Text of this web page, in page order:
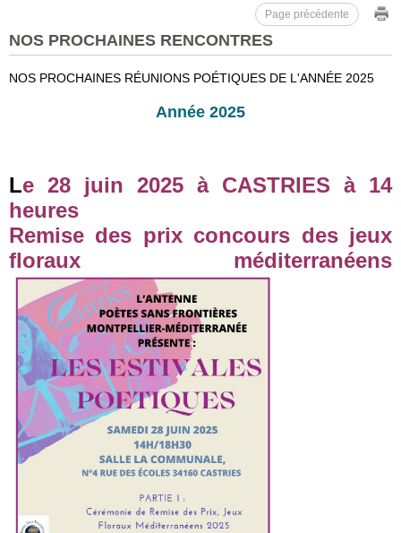
Page précédente
NOS PROCHAINES RENCONTRES
NOS PROCHAINES RÉUNIONS POÉTIQUES DE L'ANNÉE 2025
Année 2025
Le 28 juin 2025 à CASTRIES à 14
heures
Remise des prix concours des jeux
floraux méditerranéens